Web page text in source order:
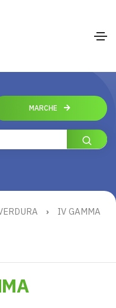
MARCHE
› IV GAMMA